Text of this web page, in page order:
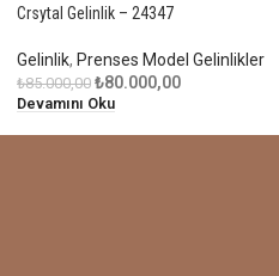
Crsytal Gelinlik – 24347
Gelinlik, Prenses Model Gelinlikler
₺85.000,00 ₺80.000,00
Devamını Oku